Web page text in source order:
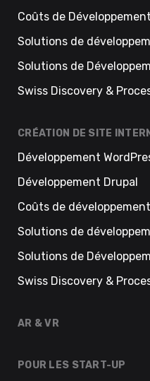
Coûts de
Solutions de
Solutions de
Swiss Discovery &
CRÉATION DE SITE
Développement
Développement Drupal
Coûts de
Solutions de
Solutions de
Swiss Discovery &
AR & VR
POUR LES START-UP